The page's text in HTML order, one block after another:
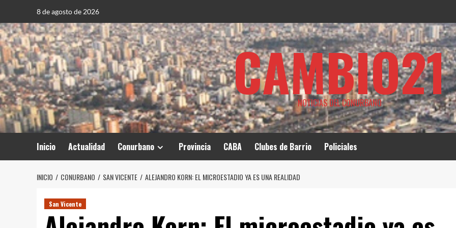
contenido
8 de agosto de 2026
CAMBIO21
NOTICIAS DEL CONURBANO
Inicio Actualidad Conurbano Provincia CABA Clubes de Barrio Policiales
INICIO CONURBANO SAN VICENTE ALEJANDRO KORN: EL MICROESTADIO YA ES UNA REALIDAD
San Vicente